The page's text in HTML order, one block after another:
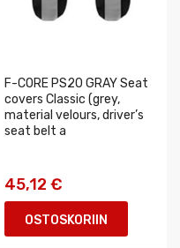
F-CORE PS20 GRAY Seat
covers Classic (grey,
material velours, driver’s
seat belt a
45,12 €
OSTOSKORIIN